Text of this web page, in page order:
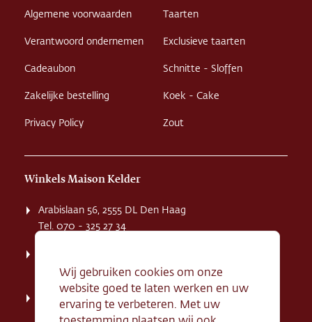
Algemene voorwaarden
Verantwoord ondernemen
Cadeaubon
Zakelijke bestelling
Privacy Policy
Taarten
Exclusieve taarten
Schnitte - Sloffen
Koek - Cake
Zout
Winkels Maison Kelder
Arabislaan 56, 2555 DL Den Haag
Tel. 070 - 325 27 34
Tel. 070 - 324 94 09
Kerkstraat 71, 2242 HD Wassenaar
Tel. 070 - 517 95 07
Wij gebruiken cookies om onze
website goed te laten werken en uw
ervaring te verbeteren. Met uw